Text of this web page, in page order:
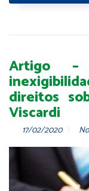
Artigo
direitos
Viscardi
17/02/2020